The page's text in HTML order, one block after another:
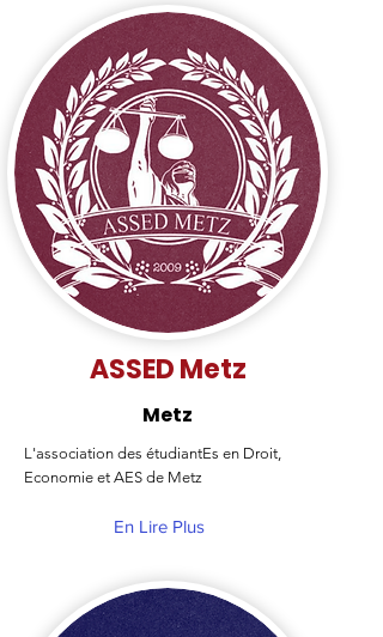
ASSED Metz
Metz
L'association des étudiantEs en Droit,
Economie et AES de Metz
En Lire Plus